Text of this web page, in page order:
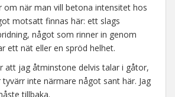
om när man vill betona intensitet hos
motsatt finnas här: ett slags
något som rinner in genom
ett nät eller en spröd helhet.
att jag åtminstone delvis talar i gåtor,
inte närmare något sant här. Jag
tillbaka.